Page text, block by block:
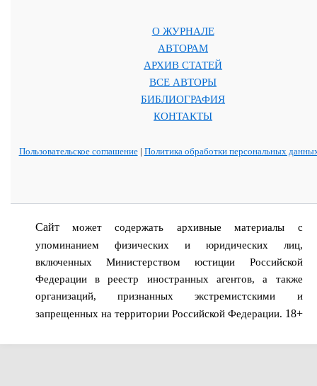
О ЖУРНАЛЕ
АВТОРАМ
АРХИВ СТАТЕЙ
ВСЕ АВТОРЫ
БИБЛИОГРАФИЯ
КОНТАКТЫ
Пользовательское соглашение| Политика обработки персональных
Сайтможет содержать архивные материалы с
упоминанием физических и юридических лиц,
включенных Министерством юстиции Российской
Федерации в реестр иностранных агентов, а также
организаций, признанных экстремистскими и
запрещенных на территории Российской Федерации. 18+